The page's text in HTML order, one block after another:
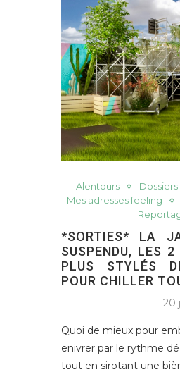
Alentours
Mes adresses feeling
*SORTIES* LA
SUSPENDU, LES
PLUS STYLÉS
POUR CHILLER
20
Quoi de mieux pour
enivrer par le rythme
tout en sirotant une